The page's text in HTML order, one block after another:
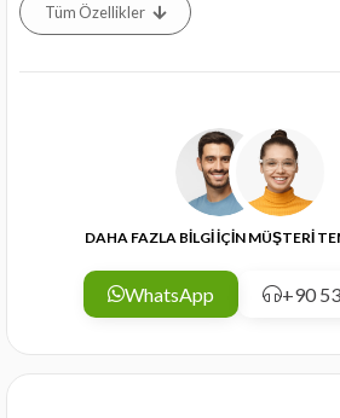
Tüm Özellikler
DAHA FAZLA BİLGİ İÇİN MÜŞTERİ
WhatsApp +90